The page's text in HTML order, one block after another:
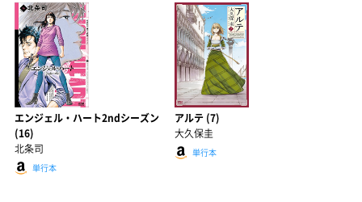
エンジェル・ハート2ndシーズン
(16)
北条司
単行本
アルテ (7)
大久保圭
単行本